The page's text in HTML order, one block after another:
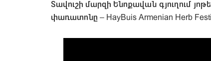
Տավուշի մարզի Ենոքավան գյուղում
փառատոնը – HayBuis Armenian Herb